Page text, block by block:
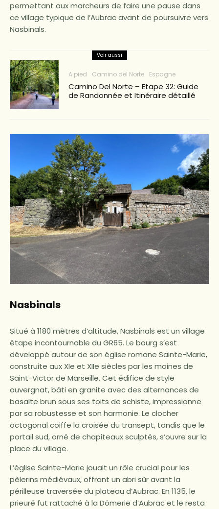
permettant aux marcheurs de faire une pause dans
ce village typique de l’Aubrac avant de poursuivre vers
Nasbinals.
Voir aussi
A pied Camino del Norte Espagne
Camino Del Norte – Etape 32: Guide
de Randonnée et Itinéraire détaillé
Nasbinals
Situé à 1180 mètres d’altitude, Nasbinals est un village
étape incontournable du GR65. Le bourg s’est
développé autour de son église romane Sainte-Marie,
construite aux XIe et XIIe siècles par les moines de
Saint-Victor de Marseille. Cet édifice de style
auvergnat, bâti en granite avec des alternances de
basalte brun sous ses toits de schiste, impressionne
par sa robustesse et son harmonie. Le clocher
octogonal coiffe la croisée du transept, tandis que le
portail sud, orné de chapiteaux sculptés, s’ouvre sur la
place du village.
L’église Sainte-Marie jouait un rôle crucial pour les
pèlerins médiévaux, offrant un abri sûr avant la
périlleuse traversée du plateau d’Aubrac. En 1135, le
prieuré fut rattaché à la Dômerie d’Aubrac et le resta